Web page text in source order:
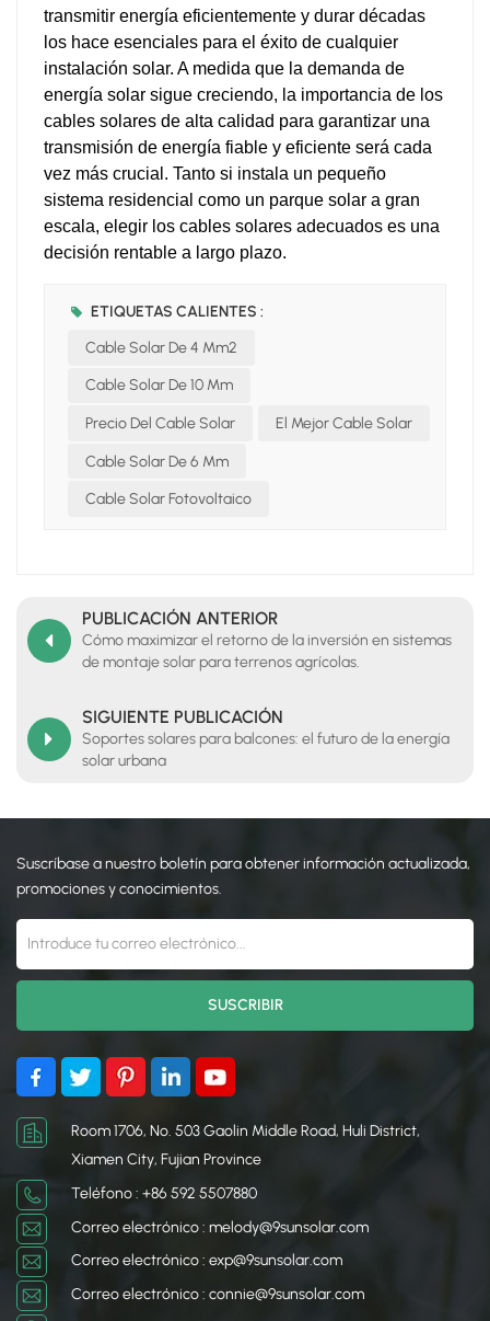
transmitir energía eficientemente y durar décadas
los hace esenciales para el éxito de cualquier
instalación solar. A medida que la demanda de
energía solar sigue creciendo, la importancia de los
cables solares de alta calidad para garantizar una
transmisión de energía fiable y eficiente será cada
vez más crucial. Tanto si instala un pequeño
sistema residencial como un parque solar a gran
escala, elegir los cables solares adecuados es una
decisión rentable a largo plazo.
ETIQUETAS CALIENTES :
Cable Solar De 4 Mm2
Cable Solar De 10 Mm
Precio Del Cable Solar El Mejor Cable Solar
Cable Solar De 6 Mm
Cable Solar Fotovoltaico
PUBLICACIÓN ANTERIOR
Cómo maximizar el retorno de la inversión en sistemas
de montaje solar para terrenos agrícolas.
SIGUIENTE PUBLICACIÓN
Soportes solares para balcones: el futuro de la energía
solar urbana
Suscríbase a nuestro boletín para obtener información actualizada,
promociones y conocimientos.
Room 1706, No. 503 Gaolin Middle Road, Huli District,
Xiamen City, Fujian Province
Teléfono : +86 592 5507880
Correo electrónico : melody@9sunsolar.com
Correo electrónico : exp@9sunsolar.com
Correo electrónico : connie@9sunsolar.com